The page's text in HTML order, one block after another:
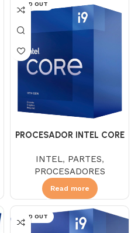
SOLD OUT
PROCESADOR INTEL CORE
INTEL, PARTES,
PROCESADORES
Read more
SOLD OUT